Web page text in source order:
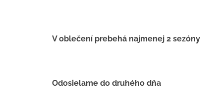
v
ý
V oblečení prebehá najmenej 2 sezóny
Odosielame do druhého dňa